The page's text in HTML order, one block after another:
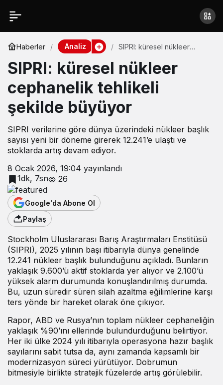
Haberler Analiz
SIPRI: küresel nükleer
büyüyor
SIPRI: küresel nükleer
cephanelik tehlikeli
şekilde büyüyor
SIPRI verilerine göre dünya üzerindeki nükleer başlık
sayısı yeni bir döneme girerek 12.241’e ulaştı ve
stoklarda artış devam ediyor.
8 Ocak 2026, 19:04 yayınlandı
1dk, 7sn
26
Google'da Abone Ol
Paylaş
Stockholm Uluslararası Barış Araştırmaları Enstitüsü
(SIPRI), 2025 yılının başı itibarıyla dünya genelinde
12.241 nükleer başlık bulunduğunu açıkladı. Bunların
yaklaşık 9.600’ü aktif stoklarda yer alıyor ve 2.100’ü
yüksek alarm durumunda konuşlandırılmış durumda.
Bu, uzun süredir süren silah azaltma eğilimlerine karşı
ters yönde bir hareket olarak öne çıkıyor.
Rapor, ABD ve Rusya’nın toplam nükleer cephaneliğin
yaklaşık %90’ını ellerinde bulundurduğunu belirtiyor.
Her iki ülke 2024 yılı itibarıyla operasyona hazır başlık
sayılarını sabit tutsa da, aynı zamanda kapsamlı bir
modernizasyon süreci yürütüyor. Dobrumun
bitmesiyle birlikte stratejik füzelerde artış görülebilir.